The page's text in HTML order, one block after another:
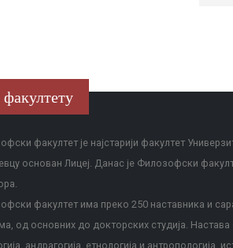
факултет је најстарији факултет
основан Лицеј. Данас је Филозофски
факултет има преко 250 наставника и
од основних до докторских студија. Настава
андрагогија, етнологија и антропологија,